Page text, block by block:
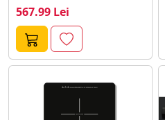
567.99 Lei